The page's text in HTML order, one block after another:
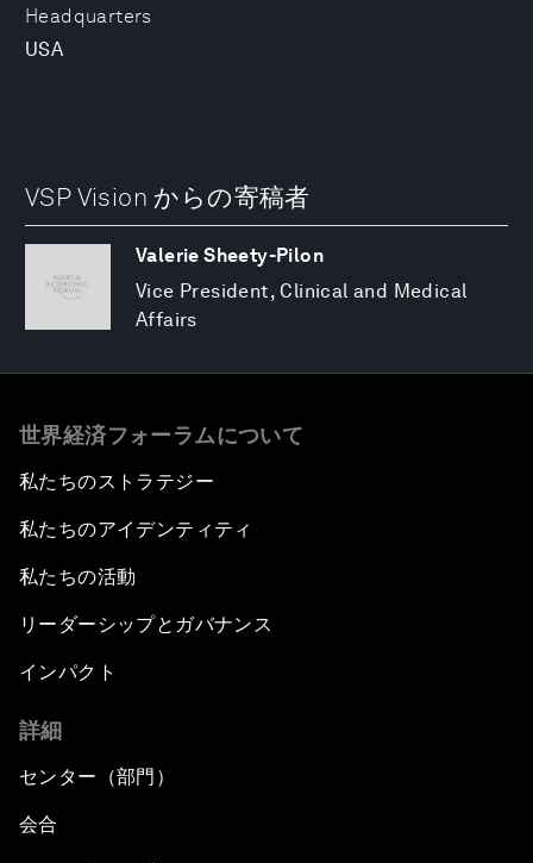
Headquarters
USA
VSP Vision からの寄稿者
Valerie Sheety-Pilon
Vice President, Clinical and Medical
Affairs
世界経済フォーラムについて
私たちのストラテジー
私たちのアイデンティティ
私たちの活動
リーダーシップとガバナンス
インパクト
詳細
センター（部門）
会合